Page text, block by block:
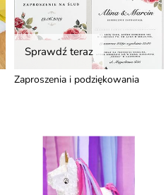
Sprawdź teraz
Zaproszenia i podziękowania